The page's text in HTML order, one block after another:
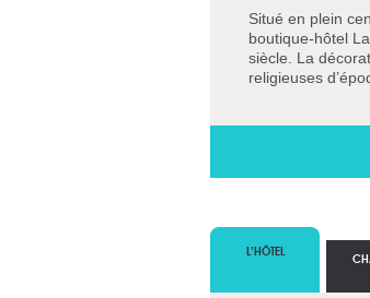
Situé en plein
boutique-hôtel
siècle. La
religieuses
L’HÔTEL